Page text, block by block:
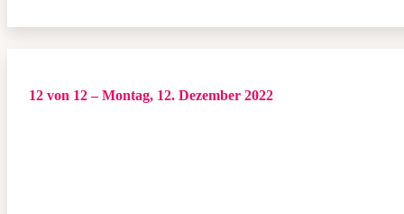
12 von 12 – Montag, 12. Dezember 2022